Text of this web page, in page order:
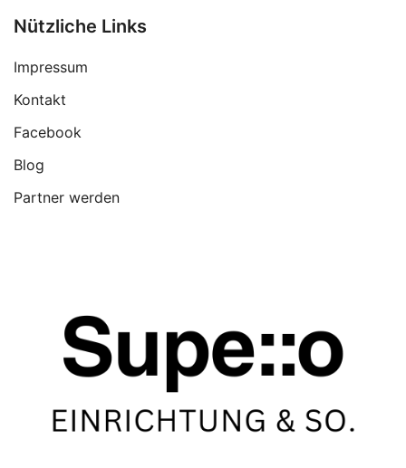
Nützliche Links
Impressum
Kontakt
Facebook
Blog
Partner werden